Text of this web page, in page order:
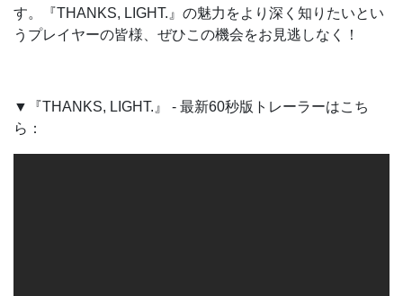
す。『THANKS, LIGHT.』の魅力をより深く知りたいとい
うプレイヤーの皆様、ぜひこの機会をお見逃しなく！
▼『THANKS, LIGHT.』 - 最新60秒版トレーラーはこち
ら：